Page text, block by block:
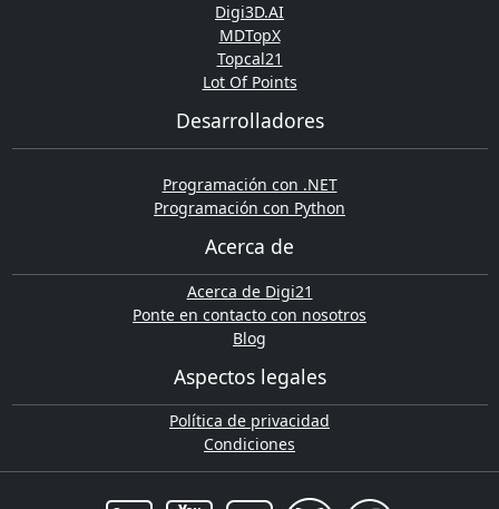
Digi3D.AI
MDTopX
Topcal21
Lot Of Points
Desarrolladores
Programación con .NET
Programación con Python
Acerca de
Acerca de Digi21
Ponte en contacto con nosotros
Blog
Aspectos legales
Política de privacidad
Condiciones